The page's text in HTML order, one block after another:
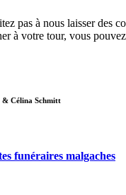
pas à nous laisser des
à votre tour, vous
Célina Schmitt
funéraires malgaches